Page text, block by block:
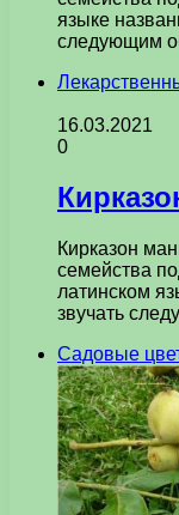
языке
следующим
16.03.2021
0
Кирказон
семейства
латинском
звучать
Садовые